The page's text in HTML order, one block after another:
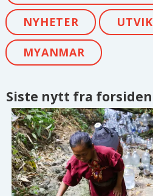
NYHETER
MYANMAR
Siste nytt fra forsiden